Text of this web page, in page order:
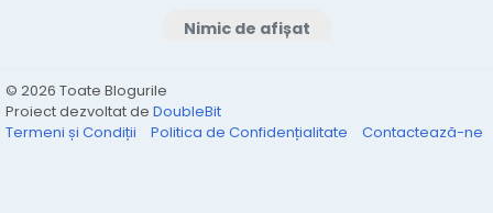
Nimic de afișat
© 2026 Toate Blogurile
Proiect dezvoltat de DoubleBit
Termeni și Condiții
Politica de Confidențialitate Contactează-ne